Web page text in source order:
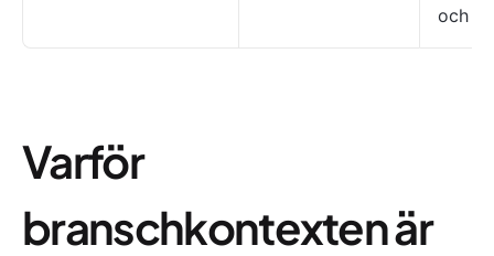
och
Varför
branschkontexten är